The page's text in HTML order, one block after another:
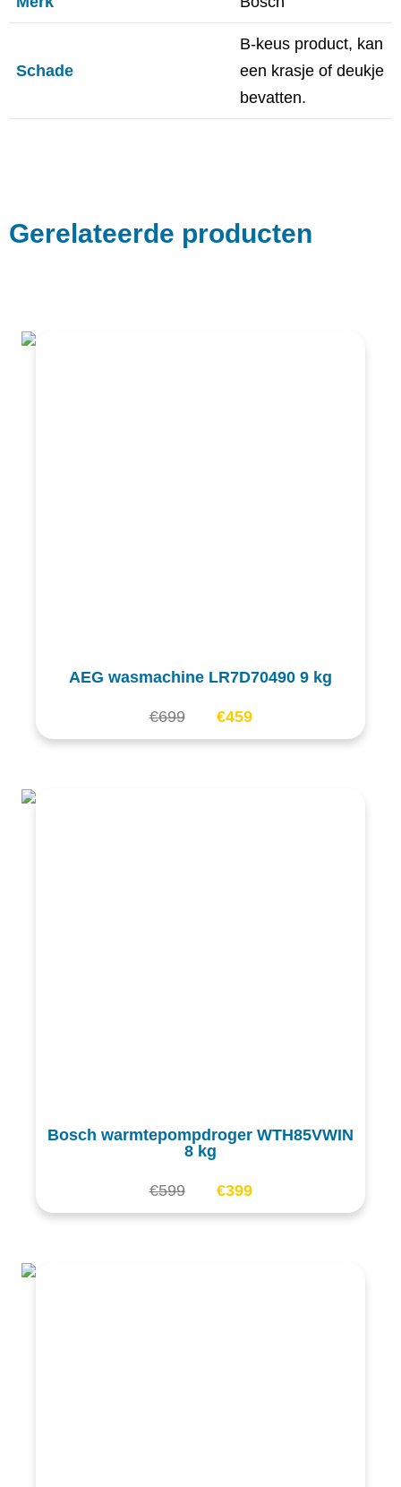
Schade
B-keus product, kan
een krasje of deukje
bevatten.
Gerelateerde producten
AEG wasmachine LR7D70490 9 kg
€699 €459
Bosch warmtepompdroger WTH85VWIN
8 kg
€599 €399